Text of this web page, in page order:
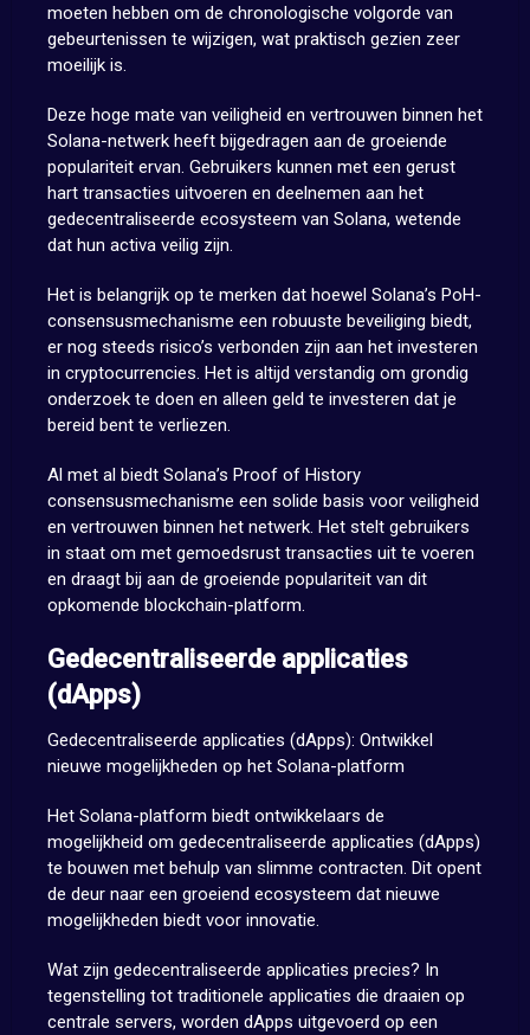
moeten hebben om de chronologische volgorde van
gebeurtenissen te wijzigen, wat praktisch gezien zeer
moeilijk is.
Deze hoge mate van veiligheid en vertrouwen binnen het
Solana-netwerk heeft bijgedragen aan de groeiende
populariteit ervan. Gebruikers kunnen met een gerust
hart transacties uitvoeren en deelnemen aan het
gedecentraliseerde ecosysteem van Solana, wetende
dat hun activa veilig zijn.
Het is belangrijk op te merken dat hoewel Solana’s PoH-
consensusmechanisme een robuuste beveiliging biedt,
er nog steeds risico’s verbonden zijn aan het investeren
in cryptocurrencies. Het is altijd verstandig om grondig
onderzoek te doen en alleen geld te investeren dat je
bereid bent te verliezen.
Al met al biedt Solana’s Proof of History
consensusmechanisme een solide basis voor veiligheid
en vertrouwen binnen het netwerk. Het stelt gebruikers
in staat om met gemoedsrust transacties uit te voeren
en draagt bij aan de groeiende populariteit van dit
opkomende blockchain-platform.
Gedecentraliseerde applicaties
(dApps)
Gedecentraliseerde applicaties (dApps): Ontwikkel
nieuwe mogelijkheden op het Solana-platform
Het Solana-platform biedt ontwikkelaars de
mogelijkheid om gedecentraliseerde applicaties (dApps)
te bouwen met behulp van slimme contracten. Dit opent
de deur naar een groeiend ecosysteem dat nieuwe
mogelijkheden biedt voor innovatie.
Wat zijn gedecentraliseerde applicaties precies? In
tegenstelling tot traditionele applicaties die draaien op
centrale servers, worden dApps uitgevoerd op een